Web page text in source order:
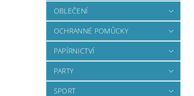
OBLEČENÍ
OCHRANNÉ POMŮCKY
PAPÍRNICTVÍ
PARTY
SPORT